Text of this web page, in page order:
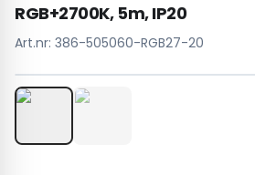
RGB+2700K, 5m, IP20
Art.nr: 386-505060-RGB27-20